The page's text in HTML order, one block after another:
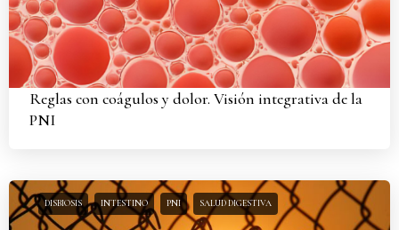
Reglas con coágulos y dolor. Visión integrativa de la
PNI
DISBIOSIS INTESTINO PNI SALUD DIGESTIVA